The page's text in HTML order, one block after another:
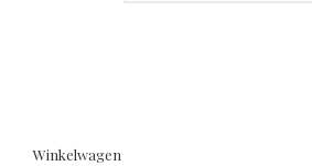
Winkelwagen